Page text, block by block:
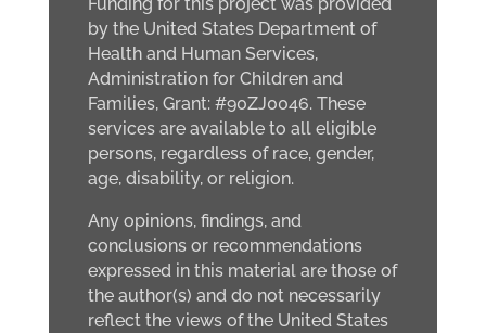
by the United States Department of
Health and Human Services,
Administration for Children and
Families, Grant: #90ZJ0046. These
services are available to all eligible
persons, regardless of race, gender,
age, disability, or religion.
Any opinions, findings, and
conclusions or recommendations
expressed in this material are those of
the author(s) and do not necessarily
reflect the views of the United States